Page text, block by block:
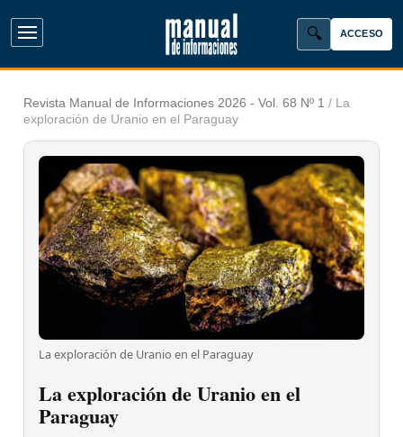
Abrir menú principal ACCESO
Revista Manual de Informaciones 2026 - Vol. 68 Nº 1 / La
exploración de Uranio en el Paraguay
La exploración de Uranio en el Paraguay
La exploración de Uranio en el
Paraguay